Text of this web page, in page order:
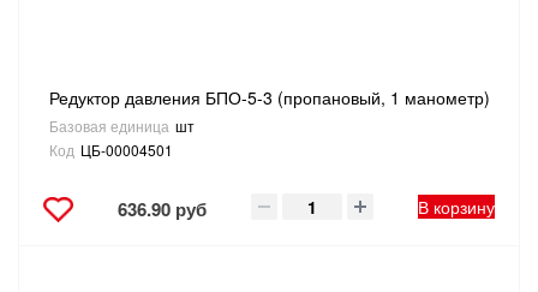
Редуктор давления БПО-5-3 (пропановый, 1 манометр)
Базовая единица шт
Код ЦБ-00004501
636.90 руб В корзину